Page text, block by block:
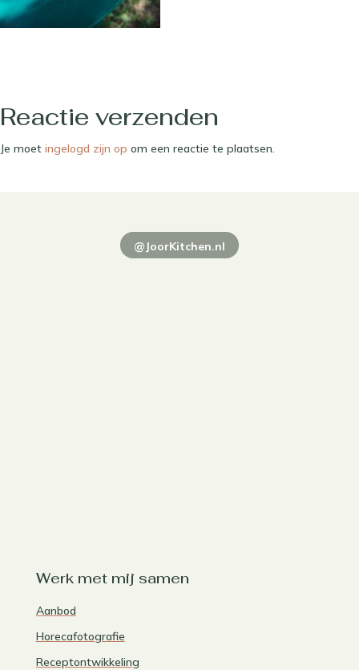
Reactie verzenden
Je moet ingelogd zijn op om een reactie te plaatsen.
@JoorKitchen.nl
Werk met mij samen
Aanbod
Horecafotografie
Receptontwikkeling